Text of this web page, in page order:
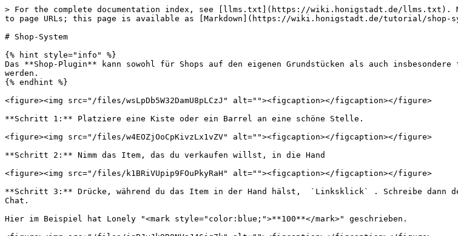
> For the complete documentation index, see [llms.txt](https://wiki.honigstadt.de/llms.txt).
to page URLs; this page is available as [Markdown](https://wiki.honigstadt.de/tutorial/shop-
# Shop-System
{% hint style="info" %}
Das **Shop-Plugin** kann sowohl für Shops auf den eigenen Grundstücken als auch
werden.
{% endhint %}
<figure><img src="/files/wsLpDb5W32DamU8pLCzJ" alt=""><figcaption></figcaption></figure>
**Schritt 1:** Platziere eine Kiste oder ein Barrel an eine schöne Stelle.
<figure><img src="/files/w4EOZjOoCpKivzLx1vZV" alt=""><figcaption></figcaption></figure>
**Schritt 2:** Nimm das Item, das du verkaufen willst, in die Hand
<figure><img src="/files/k1BRiVUpip9FOuPkyRaH" alt=""><figcaption></figcaption></figure>
**Schritt 3:** Drücke, während du das Item in der Hand hälst,  `Linksklick` . Schreibe
Chat.
Hier im Beispiel hat Lonely "<mark style="color:blue;">**100**</mark>" geschrieben.